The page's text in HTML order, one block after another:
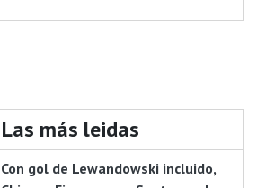
Las más leidas
Con gol de Lewandowski incluido,